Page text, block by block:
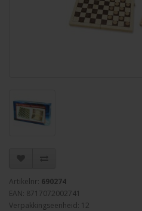
Artikelnr: 690274
EAN: 8717072002741
Verpakkingseenheid: 12